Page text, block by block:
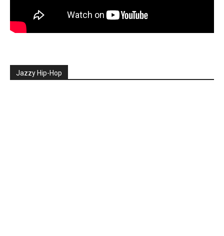
Jazzy Hip-Hop